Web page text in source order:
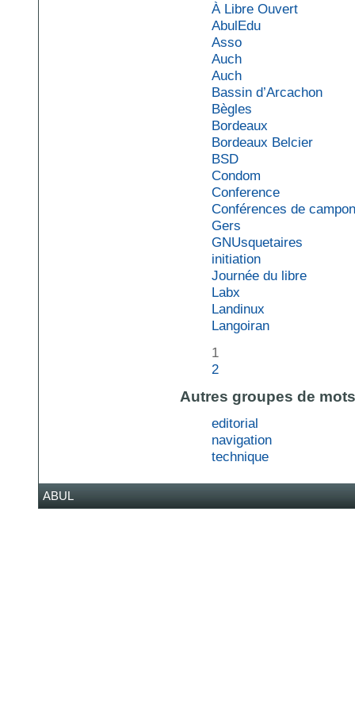
À Libre Ouvert
AbulEdu
Asso
Auch
Auch
Bassin d’Arcachon
Bègles
Bordeaux
Bordeaux Belcier
BSD
Condom
Conference
Conférences de
Gers
GNUsquetaires
initiation
Journée du libre
Labx
Landinux
Langoiran
1
2
Autres groupes de
editorial
navigation
technique
ABUL